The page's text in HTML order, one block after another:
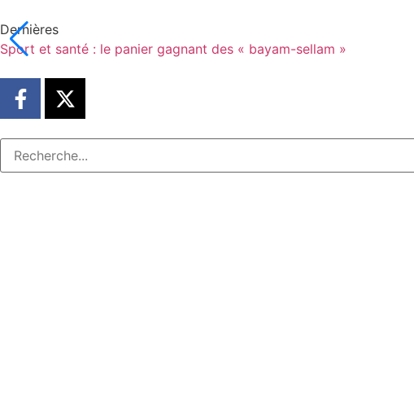
Dernières
Sport et santé : le panier gagnant des « bayam-sellam »